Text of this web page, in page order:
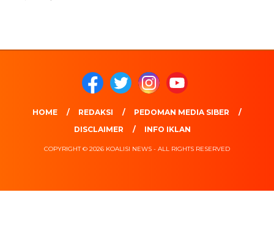
HOME REDAKSI
PEDOMAN MEDIA SIBER
DISCLAIMER
INFO IKLAN
COPYRIGHT © 2026 KOALISI NEWS - ALL RIGHTS RESERVED